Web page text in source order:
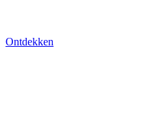
Ontdekken